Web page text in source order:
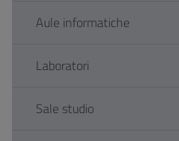
Aule informatiche
Laboratori
Sale studio